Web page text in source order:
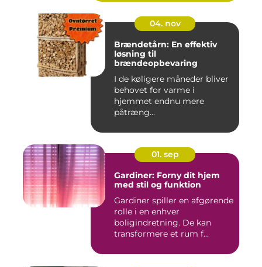
04. nov
Brændetårn: En effektiv
løsning til
brændeopbevaring
I de køligere måneder bliver
behovet for varme i
hjemmet endnu mere
påtræng...
01. sep
Gardiner: Forny dit hjem
med stil og funktion
Gardiner spiller en afgørende
rolle i en enhver
boligindretning. De kan
transformere et rum f...